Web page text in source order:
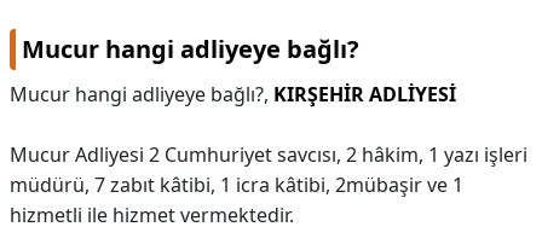
KAMP
KAPLICALAR
İLETİŞİM
Mucur hangi adliyeye bağlı?
Mucur hangi adliyeye bağlı?, KIRŞEHİR ADLİYESİ
Mucur Adliyesi 2 Cumhuriyet savcısı, 2 hâkim, 1 yazı işleri
müdürü, 7 zabıt kâtibi, 1 icra kâtibi, 2mübaşir ve 1
hizmetli ile hizmet vermektedir.